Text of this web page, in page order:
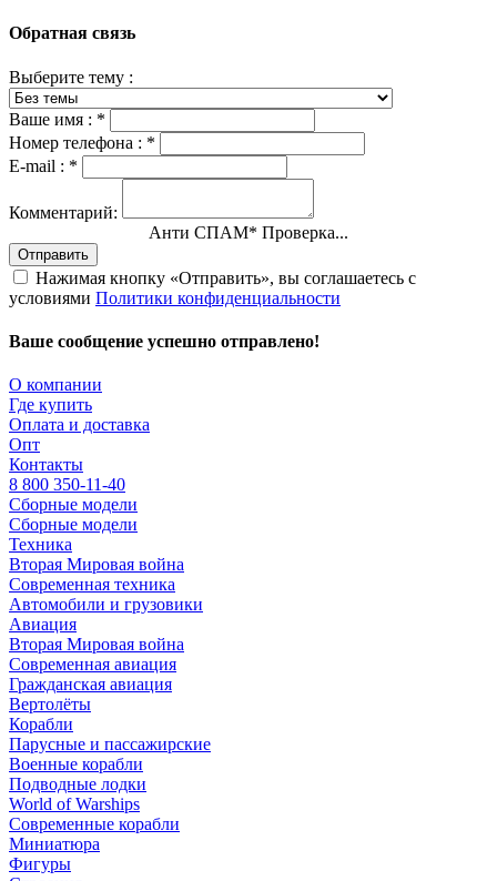
Обратная связь
Выберите тему :
Ваше имя : *
Номер телефона : *
E-mail : *
Комментарий:
Анти СПАМ* Проверка...
Отправить
Нажимая кнопку «Отправить», вы соглашаетесь с
условиями Политики конфиденциальности
Ваше сообщение успешно отправлено!
О компании
Где купить
Оплата и доставка
Опт
Контакты
8 800 350-11-40
Сборные модели
Сборные модели
Техника
Вторая Мировая война
Современная техника
Автомобили и грузовики
Авиация
Вторая Мировая война
Современная авиация
Гражданская авиация
Вертолёты
Корабли
Парусные и пассажирские
Военные корабли
Подводные лодки
World of Warships
Современные корабли
Миниатюра
Фигуры